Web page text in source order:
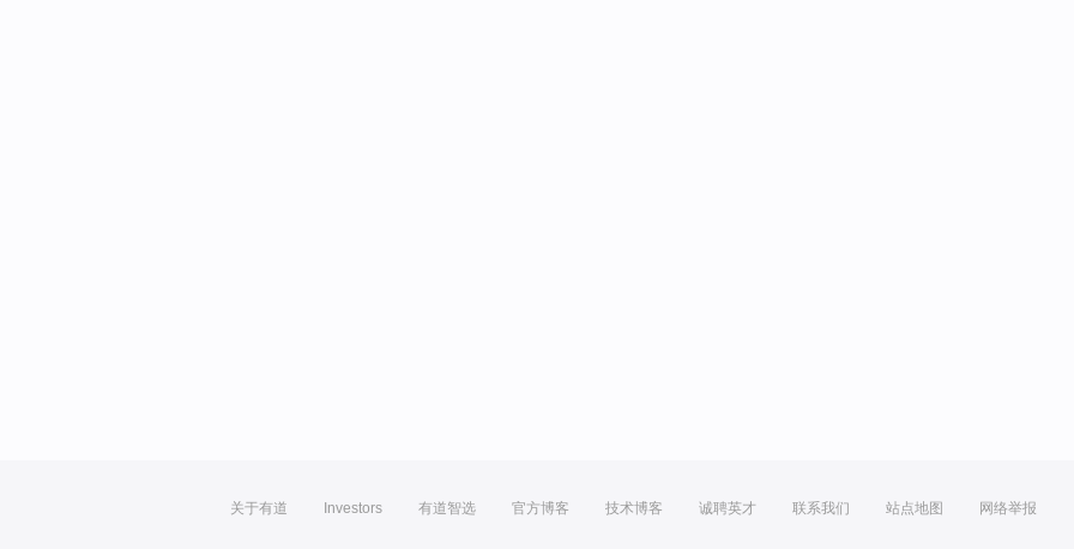
关于有道 Investors 有道智选 官方博客 技术博客 诚聘英才 联系我们 站点地图 网络举报